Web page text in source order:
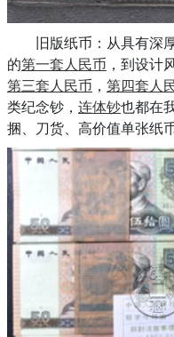
旧版纸币：从具有深厚
的第一套人民币 ，到设计
第三套人民币 ， 第四套人
类纪念钞， 连体钞也都在
捆、刀货、高价值单张纸